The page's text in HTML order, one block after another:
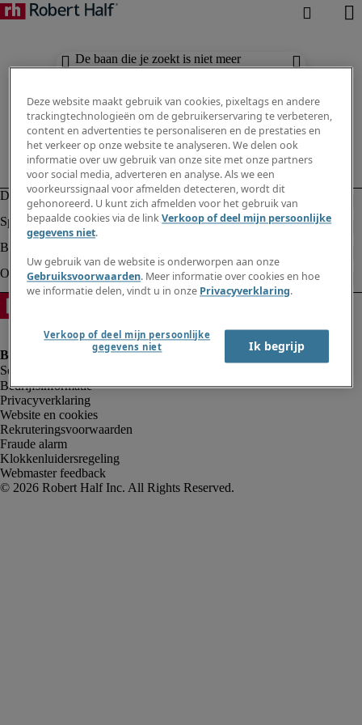
De baan die je zoekt is niet meer
beschikbaar. Zie vergelijkbare resultaten
Bedrijfsinformatie
Privacyverklaring
Website en cookies
Rekruteringsvoorwaarden
Fraude alarm
Klokkenluidersregeling
Webmaster feedback
Deze website maakt gebruik van cookies, pixeltags en andere
trackingtechnologieën om de gebruikerservaring te verbeteren,
content en advertenties te personaliseren en de prestaties en
het verkeer op onze website te analyseren. We delen ook
informatie over uw gebruik van onze site met onze partners
voor social media, adverteren en analyse. Als we een
voorkeurssignaal voor afmelden detecteren, wordt dit
gehonoreerd. U kunt zich afmelden voor het gebruik van
bepaalde cookies via de linkVerkoop of deel mijn persoonlijke
gegevens niet.
Uw gebruik van de website is onderworpen aan onze
Gebruiksvoorwaarden. Meer informatie over cookies en hoe
we informatie delen, vindt u in onze Privacyverklaring.
Verkoop of deel mijn persoonlijke
gegevens niet
Ik begrijp